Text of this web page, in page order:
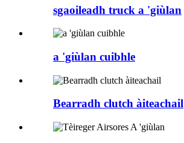
sgaoileadh truck a 'giùlan
a 'giùlan cuibhle
Bearradh clutch àiteachail